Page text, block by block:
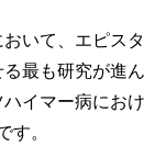
いて、エピス
最も研究が進
ハイマー病にお
す。